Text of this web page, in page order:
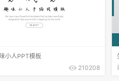
小人PPT模板
210208